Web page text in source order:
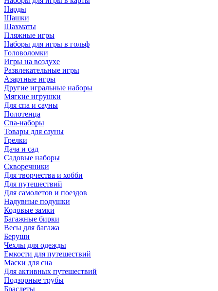
Нарды
Шашки
Шахматы
Пляжные игры
Наборы для игры в гольф
Головоломки
Игры на воздухе
Развлекательные игры
Азартные игры
Другие игральные наборы
Мягкие игрушки
Для спа и сауны
Полотенца
Спа-наборы
Товары для сауны
Грелки
Дача и сад
Садовые наборы
Скворечники
Для творчества и хобби
Для путешествий
Для самолетов и поездов
Надувные подушки
Кодовые замки
Багажные бирки
Весы для багажа
Беруши
Чехлы для одежды
Емкости для путешествий
Маски для сна
Для активных путешествий
Подзорные трубы
Браслеты